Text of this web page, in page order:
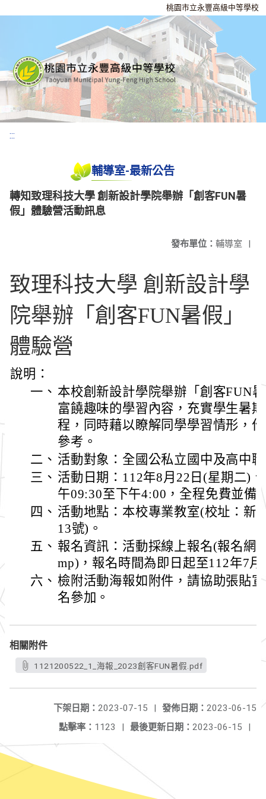
桃園市立永豐高級中等學校
:::
輔導室-最新公告
轉知致理科技大學 創新設計學院舉辦「創客FUN暑
假」體驗營活動訊息
發布單位： 輔導室 |
致理科技大學 創新設計學
院舉辦「創客FUN暑假」
體驗營
說明：
一、 本校創新設計學院舉辦「創客FUN
富饒趣味的學習內容，充實學生暑
程，同時藉以瞭解同學學習情形，
參考。
二、 活動對象：全國公私立國中及高中
三、 活動日期：112年8月22日(星期二)
午09:30至下午4:00，全程免費並備
四、 活動地點：本校專業教室(校址：新
13號)。
五、 報名資訊：活動採線上報名(報名網
mp)，報名時間為即日起至112年7
六、 檢附活動海報如附件，請協助張貼
名參加。
相關附件
1121200522_1_海報_2023創客FUN暑假.pdf
發佈日期： 2023-06-15
下架日期： 2023-07-15
|
最後更新日期： 2023-06-15 |
點擊率： 1123 |